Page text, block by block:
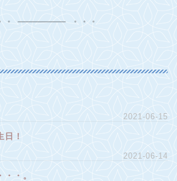
2021-06-15
日！
2021-06-14
・・。